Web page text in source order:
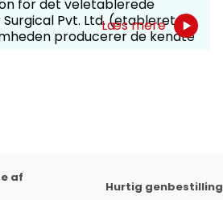
for det veletablerede
Pvt. Ltd. (etableret i
producerer de kendte
Læs mere
af
Hurtig genbestilling